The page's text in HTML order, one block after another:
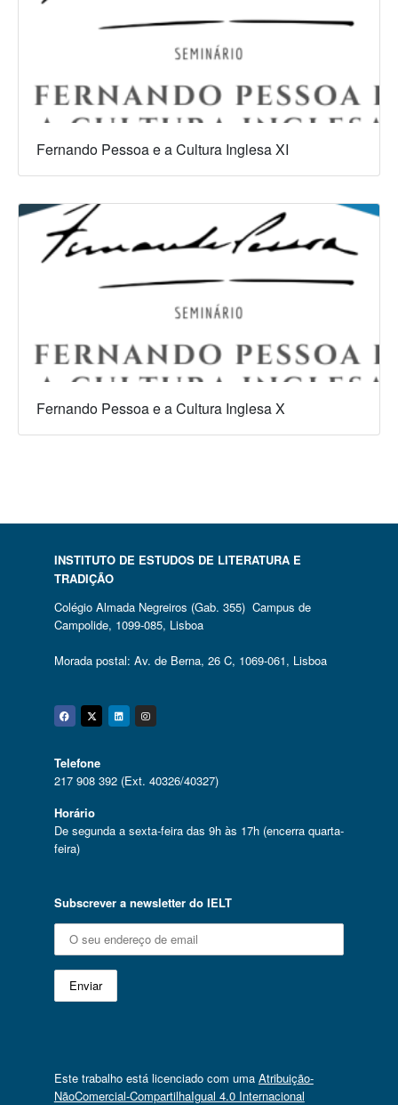
Fernando Pessoa e a Cultura Inglesa XI
Fernando Pessoa e a Cultura Inglesa X
INSTITUTO DE ESTUDOS DE LITERATURA E
TRADIÇÃO
Colégio Almada Negreiros (Gab. 355) Campus de
Campolide, 1099-085, Lisboa
Morada postal: Av. de Berna, 26 C, 1069-061, Lisboa
Facebook
Twitter
Linkedin
Instagram
Telefone
217 908 392 (Ext. 40326/40327)
Horário
De segunda a sexta-feira das 9h às 17h (encerra quarta-
feira)
Subscrever a newsletter do IELT
Este trabalho está licenciado com uma Atribuição-
NãoComercial-CompartilhaIgual 4.0 Internacional